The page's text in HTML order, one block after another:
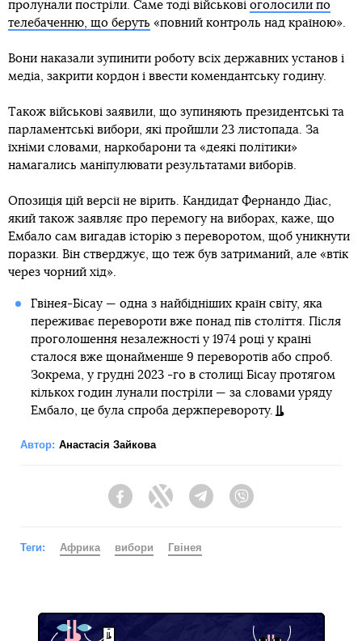
пролунали постріли. Саме тоді військові оголосили по
телебаченню, що беруть «повний контроль над країною».
Вони наказали зупинити роботу всіх державних установ і
медіа, закрити кордон і ввести комендантську годину.
Також військові заявили, що зупиняють президентські та
парламентські вибори, які пройшли 23 листопада. За
їхніми словами, наркобарони та «деякі політики»
намагались маніпулювати результатами виборів.
Опозиція цій версії не вірить. Кандидат Фернандо Діас,
який також заявляє про перемогу на виборах, каже, що
Ембало сам вигадав історію з переворотом, щоб уникнути
поразки. Він стверджує, що теж був затриманий, але «втік
через чорний хід».
Гвінея-Бісау — одна з найбідніших країн світу, яка
переживає перевороти вже понад пів століття. Після
проголошення незалежності у 1974 році у країні
сталося вже щонайменше 9 переворотів або спроб.
Зокрема, у грудні 2023 -го в столиці Бісау протягом
кількох годин лунали постріли — за словами уряду
Ембало, це була спроба держперевороту.
Автор: Анастасія Зайкова
FacebookTwitter Telegram
Теги: Африка вибори Гвінея